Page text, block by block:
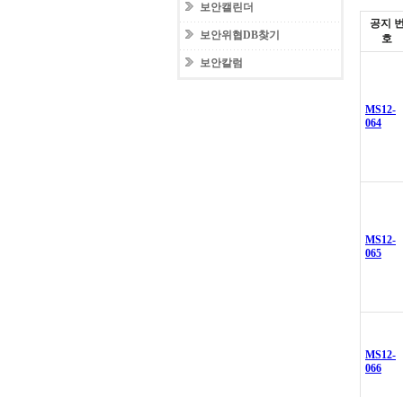
보안캘린더
보안위협DB찾기
보안칼럼
공지 번
호
MS12-
064
MS12-
065
MS12-
066